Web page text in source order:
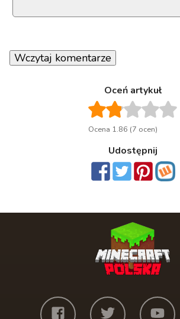
Wczytaj komentarze
Oceń artykuł
Ocena 1.86 (7 ocen)
Udostępnij